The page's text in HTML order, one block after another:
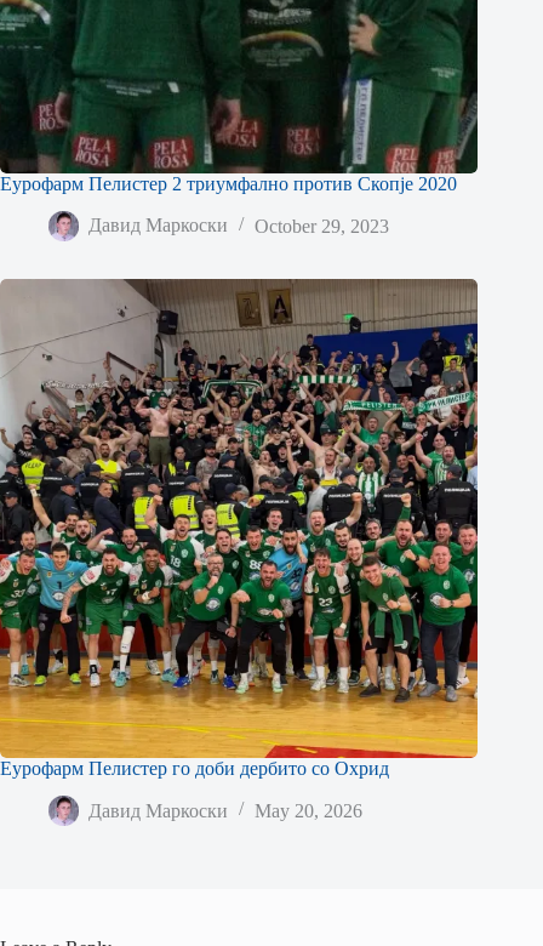
Еурофарм Пелистер 2 триумфално против Скопје 2020
Давид Маркоски October 29, 2023
Еурофарм Пелистер го доби дербито со Охрид
Давид Маркоски May 20, 2026